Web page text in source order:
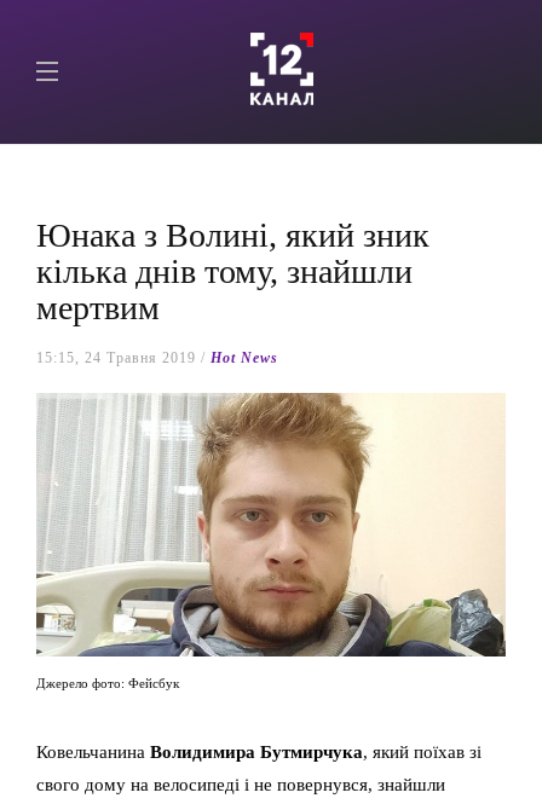
Юнака з Волині, який зник
кілька днів тому, знайшли
мертвим
15:15, 24 Травня 2019 / Hot News
Джерело фото: Фейсбук
Ковельчанина Волидимира Бутмирчука, який поїхав зі
свого дому на велосипеді і не повернувся, знайшли